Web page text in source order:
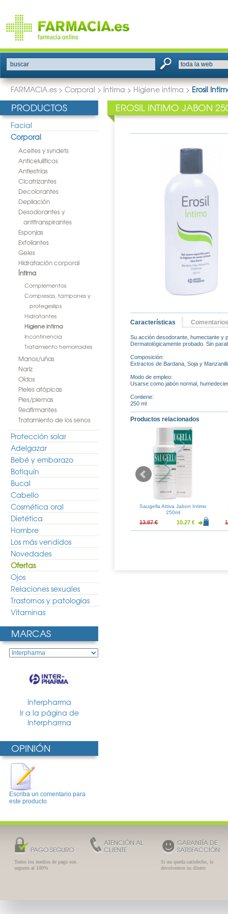
buscar
FARMACIA.es > Corporal > íntima > Higiene intima > Erosil
PRODUCTOS
Facial
Corporal
Aceites y syndets
Anticelulíticos
Antiestrías
Cicatrizantes
Decolorantes
Depilación
Desodorantes y
antitranspirantes
Esponjas
Exfoliantes
Geles
Hidratación corporal
Íntima
Complementos
Compresas, tampones y
protegeslips
Hidratantes
Higiene intima
Incontinencia
Tratamiento hemorroides
Manos/uñas
Nariz
Oídos
Pieles atópicas
Pies/piernas
Reafirmantes
Tratamiento de los senos
Protección solar
Adelgazar
Bebé y embarazo
Botiquín
Bucal
Cabello
Cosmética oral
Dietética
Hombre
Los más vendidos
Novedades
Ofertas
Ojos
Relaciones sexuales
Trastornos y patologias
Vitaminas
MARCAS
Interpharma
Ir a la página de
Interpharma
OPINIÓN
Escriba un comentario para
este producto
EROSIL INTIMO JABON
Características Comentarios
Su acción desodorante, humectante y
Dermatológicamente probado. Sin
Composición:
Extractos de Bardana, Soja y
Modo de empleo:
Usarse como jabón normal,
Contiene:
250 ml
Productos relacionados
Gel Intimo
9.64 €
Lactacyd Intimo Balsamico
250ml
Saugella Attiva Jabon Intimo
250ml
13.87 € 10.27 €
PAGO SEGURO
Todos los medios de pago son
seguros al 100%
ATENCIÓN AL
CLIENTE
GARANTÍA DE
SATISFACCIÓN
Si no queda satisfecho, le
devolvemos su dinero